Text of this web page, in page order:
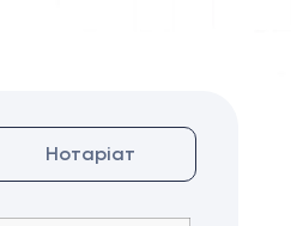
Нотаріат